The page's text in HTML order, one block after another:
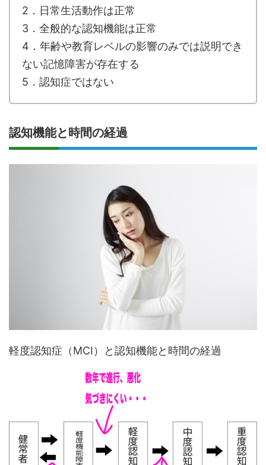
2．日常生活動作は正常
3．全般的な認知機能は正常
4．年齢や教育レベルの影響のみでは説明でき
ない記憶障害が存在する
5．認知症ではない
認知機能と時間の経過
軽度認知症（MCI）と認知機能と時間の経過